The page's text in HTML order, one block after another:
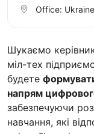
Шукаємо
міл-тех
будете
напрям
забезпечуючи
навчання, які
Office: Ukraine